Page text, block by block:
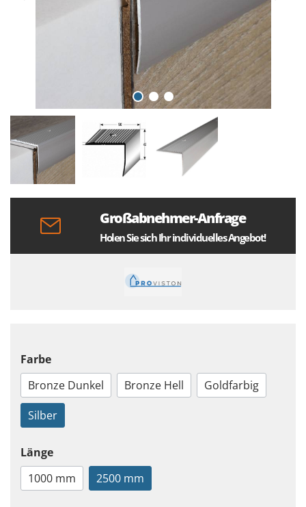
Großabnehmer-Anfrage
Holen Sie sich Ihr individuelles Angebot!
Farbe
Bronze Dunkel
Bronze Hell
Goldfarbig
Silber
Länge
1000 mm
2500 mm